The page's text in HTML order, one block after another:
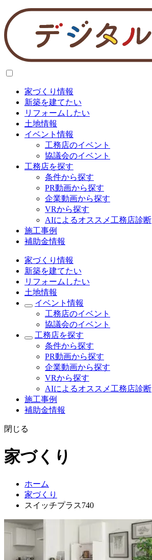
家づくり情報
新築を建てたい
リフォームしたい
土地情報
イベント情報
工務店のイベント
協議会のイベント
工務店を探す
条件から探す
PR動画から探す
企業動画から探す
VRから探す
AIによるオススメ工務店診断
施工事例
補助金情報
家づくり情報
新築を建てたい
リフォームしたい
土地情報
イベント情報
工務店のイベント
協議会のイベント
工務店を探す
条件から探す
PR動画から探す
企業動画から探す
VRから探す
AIによるオススメ工務店診断
施工事例
補助金情報
閉じる
家づくり
ホーム
家づくり
スイッチプラス740